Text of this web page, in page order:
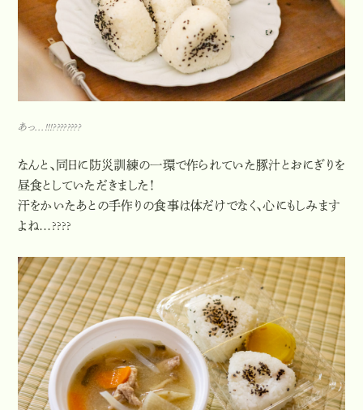
あっ…!!!????????
なんと、同日に防災訓練の一環で作られていた豚汁とおにぎりを
昼食としていただきました！
汗をかいたあとの手作りの食事は体だけでなく、心にもしみます
よね…????